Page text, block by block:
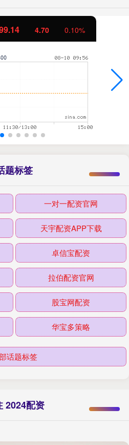
4.70 0.10%
题标签
一对一配资官网
天宇配资APP下载
卓信宝配资
拉伯配资官网
股宝网配资
华宝多策略
话题标签
2024配资